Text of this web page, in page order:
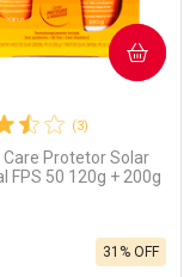
(3)
Care Protetor Solar
FPS 50 120g + 200g
31% OFF
COMPRAR